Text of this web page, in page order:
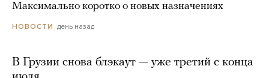
Максимально коротко о новых назначениях
НОВОСТИ день назад
В Грузии снова блэкаут — уже третий с конца